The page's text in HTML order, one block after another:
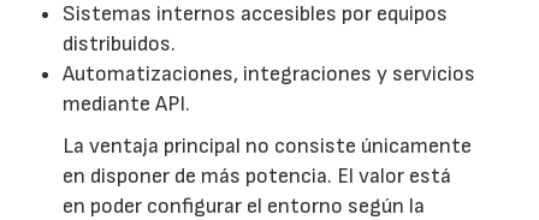
Sistemas internos accesibles por equipos
distribuidos.
Automatizaciones, integraciones y servicios
mediante API.
La ventaja principal no consiste únicamente
en disponer de más potencia. El valor está
en poder configurar el entorno según la